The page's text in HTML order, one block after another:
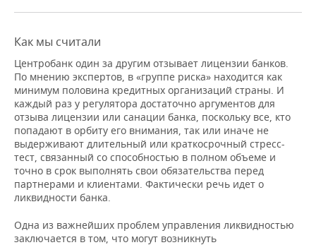
ONLINE-КОНФЕРЕНЦИИ
ОТКРЫТАЯ ЛЕКЦИЯ
ХОККЕЙ
БАСКЕТБОЛ
ВОЛЕЙБОЛ
КИБЕРСПОРТ
ФИГУРНОЕ КАТАНИЕ
ВОДНЫЕ ВИДЫ СПОРТА
ВЛАСТЬ
ИНФРАСТРУКТУРА
ИСТОРИЯ
КУЛЬТУРА
МЕДИЦИНА
ОБРАЗОВАНИЕ
СЮЖЕТЫ
СПРАВОЧНИК
СПИСОК ПЕРСОН
СПИСОК КОМПАНИЙ
ПОЛНАЯ ВЕРСИЯ
Как мы считали
Центробанк один за другим отзывает лицензии банков.
По мнению экспертов, в «группе риска» находится как
минимум половина кредитных организаций страны. И
каждый раз у регулятора достаточно аргументов для
отзыва лицензии или санации банка, поскольку все, кто
попадают в орбиту его внимания, так или иначе не
выдерживают длительный или краткосрочный стресс-
тест, связанный со способностью в полном объеме и
точно в срок выполнять свои обязательства перед
партнерами и клиентами. Фактически речь идет о
ликвидности банка.
Одна из важнейших проблем управления ликвидностью
заключается в том, что могут возникнуть